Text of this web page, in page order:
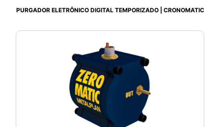
PURGADOR ELETRÔNICO DIGITAL TEMPORIZADO | CRONOMATIC